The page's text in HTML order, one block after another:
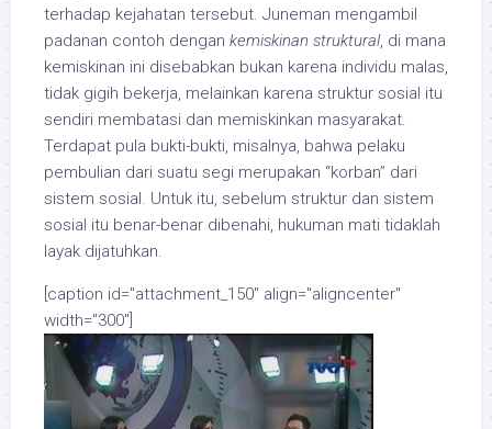
terhadap kejahatan tersebut. Juneman mengambil
padanan contoh dengan kemiskinan struktural, di mana
kemiskinan ini disebabkan bukan karena individu malas,
tidak gigih bekerja, melainkan karena struktur sosial itu
sendiri membatasi dan memiskinkan masyarakat.
Terdapat pula bukti-bukti, misalnya, bahwa pelaku
pembulian dari suatu segi merupakan “korban” dari
sistem sosial. Untuk itu, sebelum struktur dan sistem
sosial itu benar-benar dibenahi, hukuman mati tidaklah
layak dijatuhkan.
[caption id="attachment_150" align="aligncenter"
width="300"]